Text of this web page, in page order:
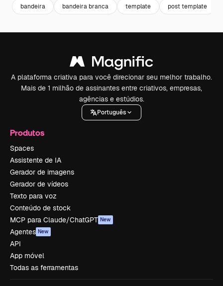
bandeira bandeira branca template post template
A plataforma criativa para você direcionar seu melhor trabalho.
Mais de 1 milhão de assinantes entre criativos, empresas,
agências e estúdios.
Português
Produtos
Spaces
Assistente de IA
Gerador de imagens
Gerador de vídeos
Texto para voz
Conteúdo de stock
MCP para Claude/ChatGPT New
Agentes New
API
App móvel
Todas as ferramentas